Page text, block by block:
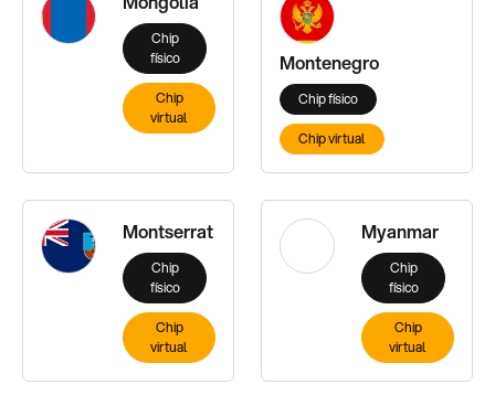
Chip
físico
Chip
virtual
Montenegro
Chip físico
Chip virtual
Montserrat
Chip
físico
Chip
virtual
Myanmar
Chip
físico
Chip
virtual